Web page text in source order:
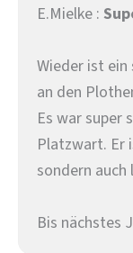
E.Mielke :
Wieder ist ein
an den
Es war super
Platzwart. Er
sondern
Bis nächstes